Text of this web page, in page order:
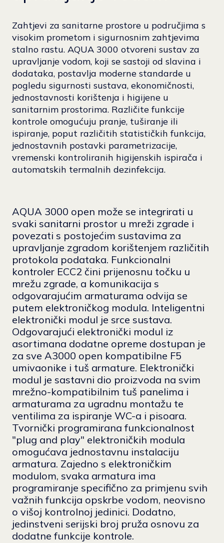
Zahtjevi za sanitarne prostore u područjima s
visokim prometom i sigurnosnim zahtjevima
stalno rastu. AQUA 3000 otvoreni sustav za
upravljanje vodom, koji se sastoji od slavina i
dodataka, postavlja moderne standarde u
pogledu sigurnosti sustava, ekonomičnosti,
jednostavnosti korištenja i higijene u
sanitarnim prostorima. Različite funkcije
kontrole omogućuju pranje, tuširanje ili
ispiranje, poput različitih statističkih funkcija,
jednostavnih postavki parametrizacije,
vremenski kontroliranih higijenskih ispirača i
automatskih termalnih dezinfekcija.
AQUA 3000 open može se integrirati u
svaki sanitarni prostor u mreži zgrade i
povezati s postojećim sustavima za
upravljanje zgradom korištenjem različitih
protokola podataka. Funkcionalni
kontroler ECC2 čini prijenosnu točku u
mrežu zgrade, a komunikacija s
odgovarajućim armaturama odvija se
putem elektroničkog modula. Inteligentni
elektronički modul je srce sustava.
Odgovarajući elektronički modul iz
asortimana dodatne opreme dostupan je
za sve A3000 open kompatibilne F5
umivaonike i tuš armature. Elektronički
modul je sastavni dio proizvoda na svim
mrežno-kompatibilnim tuš panelima i
armaturama za ugradnu montažu te
ventilima za ispiranje WC-a i pisoara.
Tvornički programirana funkcionalnost
"plug and play" elektroničkih modula
omogućava jednostavnu instalaciju
armatura. Zajedno s elektroničkim
modulom, svaka armatura ima
programiranje specifično za primjenu svih
važnih funkcija opskrbe vodom, neovisno
o višoj kontrolnoj jedinici. Dodatno,
jedinstveni serijski broj pruža osnovu za
dodatne funkcije kontrole.